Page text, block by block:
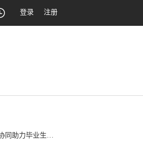
登录 注册
力毕业生就业